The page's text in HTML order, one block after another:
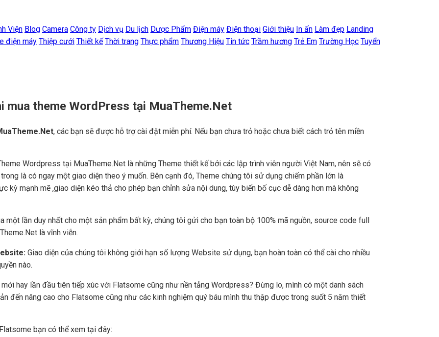
Viện Blog Camera Công ty Dịch vụ Du lịch Dược Phẩm Điện máy Điện thoại Giới thiệu In ấn Làm đẹp Landing
điện máy Thiệp cưới Thiết kế Thời trang Thực phẩm Thương Hiệu Tin tức Trầm hương Trẻ Em Trường Học Tuyển
mua theme WordPress tại MuaTheme.Net
, các bạn sẽ được hỗ trợ cài đặt miễn phí. Nếu bạn chưa trỏ hoặc chưa biết cách trỏ tên miền
Wordpress tại MuaTheme.Net là những Theme thiết kế bởi các lập trình viên người Việt Nam, nên sẽ có
là có ngay một giao diện theo ý muốn. Bên cạnh đó, Theme chúng tôi sử dụng chiếm phần lớn là
kỳ mạnh mẽ ,giao diện kéo thả cho phép bạn chỉnh sửa nội dung, tùy biến bố cục dễ dàng hơn mà không
một lần duy nhất cho một sản phẩm bất kỳ, chúng tôi gửi cho bạn toàn bộ 100% mã nguồn, source code full
là vĩnh viễn.
Giao diện của chúng tôi không giới hạn số lượng Website sử dụng, bạn hoàn toàn có thể cài cho nhiều
nào.
hay lần đầu tiên tiếp xúc với Flatsome cũng như nền tảng Wordpress? Đừng lo, mình có một danh sách
đến nâng cao cho Flatsome cũng như các kinh nghiệm quý báu mình thu thập được trong suốt 5 năm thiết
bạn có thể xem tại đây: